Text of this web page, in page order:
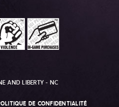
AND LIBERTY - NC
DE CONFIDENTIALITÉ